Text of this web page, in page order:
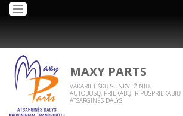
Toggle
MAXY PARTS
VAKARIETIŠKŲ SUNKVEŽINIŲ,
AUTOBUSŲ, PRIEKABŲ IR PUSPRIEKABIŲ
ATSARGINĖS DALYS